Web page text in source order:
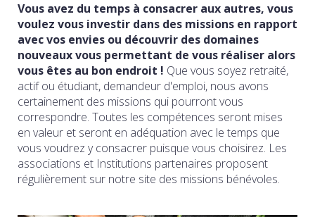
Vous avez du temps à consacrer aux autres, vous
voulez vous investir dans des missions en rapport
avec vos envies ou découvrir des domaines
nouveaux vous permettant de vous réaliser alors
vous êtes au bon endroit ! Que vous soyez retraité,
actif ou étudiant, demandeur d'emploi, nous avons
certainement des missions qui pourront vous
correspondre. Toutes les compétences seront mises
en valeur et seront en adéquation avec le temps que
vous voudrez y consacrer puisque vous choisirez. Les
associations et Institutions partenaires proposent
régulièrement sur notre site des missions bénévoles.